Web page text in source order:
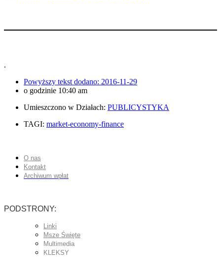
.
Powyższy tekst dodano: 2016-11-29
o godzinie 10:40 am
Umieszczono w Działach: PUBLICYSTYKA
TAGI: market-economy-finance
O nas
Kontakt
Archiwum wpłat
PODSTRONY:
Linki
Msze Święte
Multimedia
KLEKSY